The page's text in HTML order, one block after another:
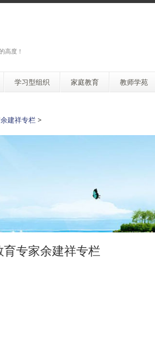
高度！
学习型组织 家庭教育 教师学苑
建祥专栏 >
专家余建祥专栏